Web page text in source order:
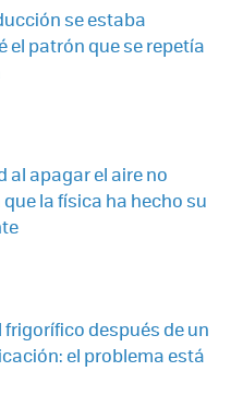
se estaba
el patrón que se repetía
al apagar el aire no
la física ha hecho su
frigorífico después de un
el problema está